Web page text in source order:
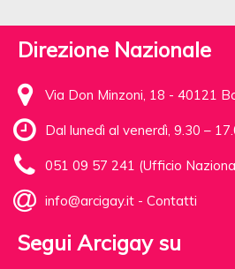
Direzione Nazionale
Via Don Minzoni, 18 - 40121
Dal lunedì al venerdì, 9.30 –
051 09 57 241 (Ufficio
info@arcigay.it - Contatti
Segui Arcigay su